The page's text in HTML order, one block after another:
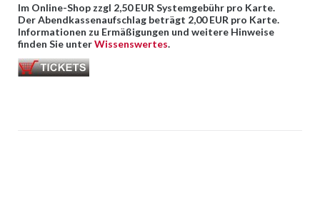
Im Online-Shop zzgl 2,50 EUR Systemgebühr pro Karte.
Der Abendkassenaufschlag beträgt 2,00 EUR pro Karte.
Informationen zu Ermäßigungen und weitere Hinweise
finden Sie unterWissenswertes.